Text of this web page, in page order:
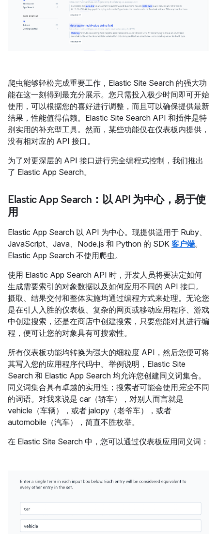
爬虫能够轻松完成重要工作，Elastic Site Search 的强大功
能在这一刻得到最充分展示。您只需投入极少时间即可开始
使用，可以根据您的喜好进行调整，而且可以确保提供最新
结果，性能值得信赖。Elastic Site Search API 和插件是特
别实用的补充型工具。然而，某些功能仅在仪表板内提供，
没有相对应的 API 接口。
为了对更深层的 API 接口进行完全编程式控制，我们推出
了 Elastic App Search。
Elastic App Search：以 API 为中心，易于使
用
Elastic App Search 以 API 为中心。现提供适用于 Ruby、
JavaScript、Java、Node.js 和 Python 的 SDK 客户端。
Elastic App Search 不使用爬虫。
使用 Elastic App Search API 时，开发人员将要决定如何
生成需要索引的对象数据以及如何应用不同的 API 接口。
摄取、结果交付和整体实施均通过编程方式来处理。无论您
是在引人入胜的仪表板、复杂的网页或移动应用程序、游戏
中创建搜索，还是在商店中创建搜索，只要您能对其进行编
程，便可让您的对象具有可搜索性。
所有仪表板功能均转换为强大的细粒度 API，然后您便可将
其写入您的应用程序代码中。举例说明，Elastic Site
Search 和 Elastic App Search 均允许您创建同义词集合。
同义词集合具有卓越的实用性；搜索者可能会使用完全不同
的词语。对我来说是 car（轿车），对别人而言就是
vehicle（车辆），或者 jalopy（老爷车），或者
automobile（汽车），简直不胜枚举。
在 Elastic Site Search 中，您可以通过仪表板应用同义词：